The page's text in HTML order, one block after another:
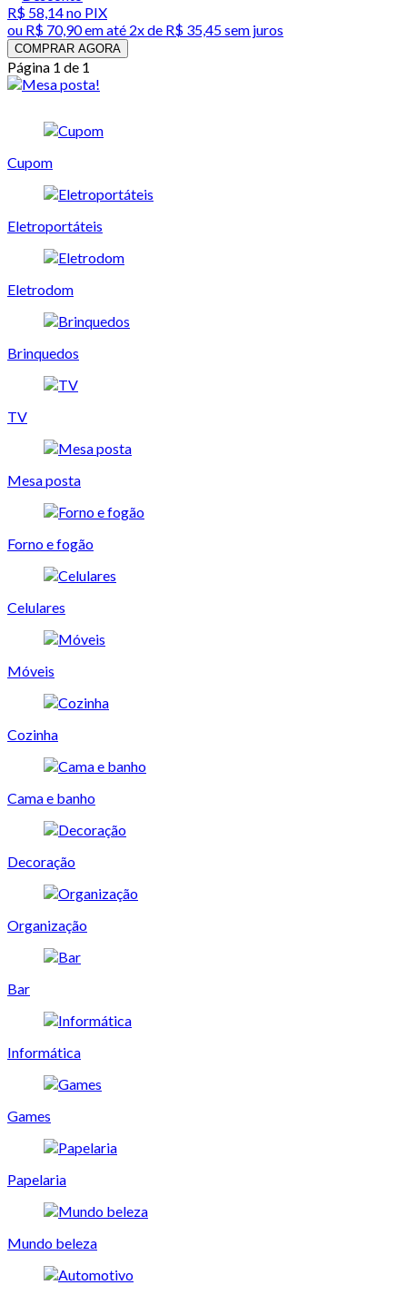
R$ 58,14no PIX
ou R$ 70,90em até 2x de R$ 35,45 sem juros
COMPRAR AGORA
Página 1 de 1
Cupom
Eletroportáteis
Eletrodom
Brinquedos
TV
Mesa posta
Forno e fogão
Celulares
Móveis
Cozinha
Cama e banho
Decoração
Organização
Bar
Informática
Games
Papelaria
Mundo beleza